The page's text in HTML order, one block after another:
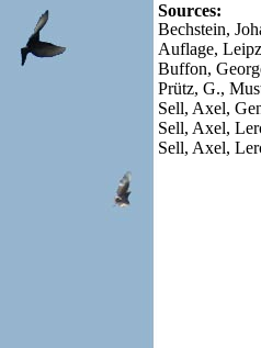
Sources:
Bechstein,
Auflage,
Buffon,
Prütz, G.,
Sell, Axel,
Sell, Axel,
Sell, Axel,